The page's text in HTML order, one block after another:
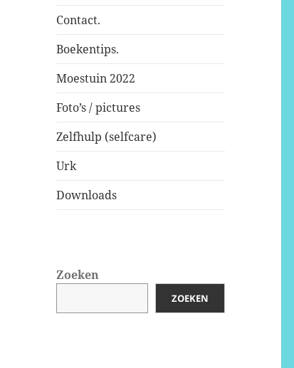
Contact.
Boekentips.
Moestuin 2022
Foto’s / pictures
Zelfhulp (selfcare)
Urk
Downloads
Zoeken
ZOEKEN